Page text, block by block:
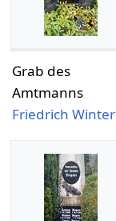
Grab des
Amtmanns
Friedrich Winter